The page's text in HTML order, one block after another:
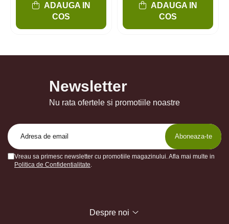
ADAUGA IN
COS
ADAUGA IN
COS
Newsletter
Nu rata ofertele si promotiile noastre
Vreau sa primesc newsletter cu promotiile magazinului. Afla mai multe in
Politica de Confidentialitate
Despre noi